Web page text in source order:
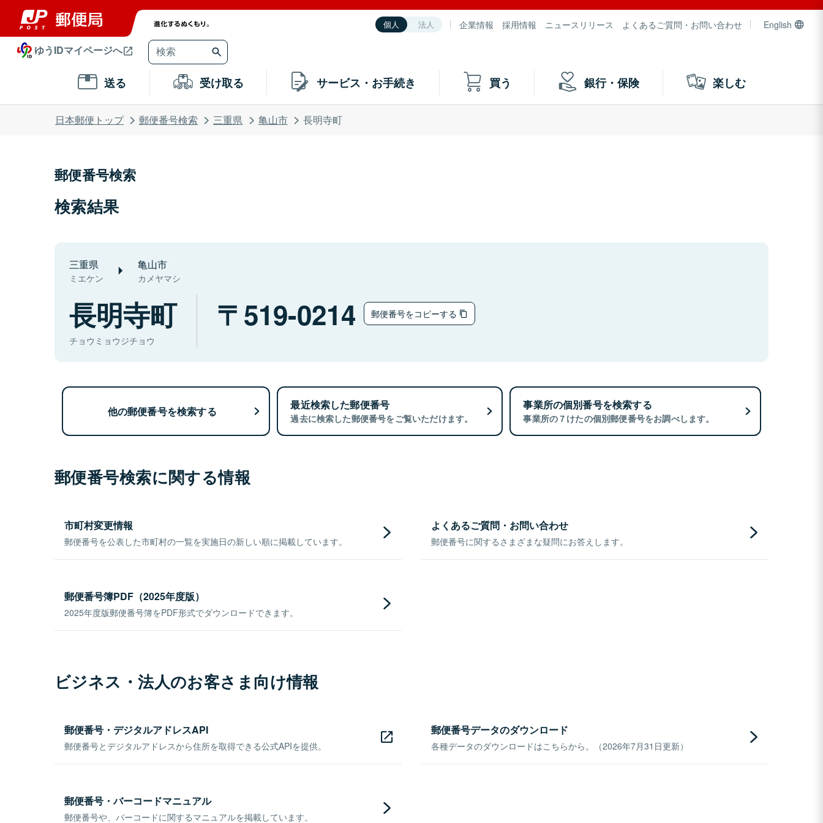
個人 法人 企業情報 採用情報 ニュースリリース よくあるご質問・お問い合わせ English
ゆうIDマイページへ
送る 受け取る サービス・お手続き 買う 銀行・保険 楽しむ
日本郵便トップ 郵便番号検索 三重県 亀山市 長明寺町
郵便番号検索
検索結果
三重県
ミエケン
亀山市
カメヤマシ
長明寺町
チョウミョウジチョウ
519-0214 郵便番号をコピーする
他の郵便番号を検索する 最近検索した郵便番号
過去に検索した郵便番号をご覧いただけます。
事業所の個別番号を検索する
事業所の７けたの個別郵便番号をお調べします。
郵便番号検索に関する情報
市町村変更情報
郵便番号を公表した市町村の一覧を実施日の新しい順に掲載しています。
よくあるご質問・お問い合わせ
郵便番号に関するさまざまな疑問にお答えします。
郵便番号簿PDF（2025年度版）
2025年度版郵便番号簿をPDF形式でダウンロードできます。
ビジネス・法人のお客さま向け情報
郵便番号・デジタルアドレスAPI
郵便番号とデジタルアドレスから住所を取得できる公式APIを提供。
郵便番号データのダウンロード
各種データのダウンロードはこちらから。（2026年7月31日更新）
郵便番号・バーコードマニュアル
郵便番号や、バーコードに関するマニュアルを掲載しています。